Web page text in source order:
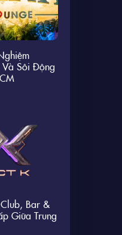
Và Sôi Động
Bar &
Giữa Trung